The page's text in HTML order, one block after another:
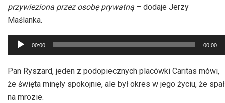
przywieziona przez osobę prywatną – dodaje Jerzy
Maślanka.
Odtwarzacz
plików
dźwiękowych
00:00 00:00
Pan Ryszard, jeden z podopiecznych placówki Caritas mówi,
że święta minęły spokojnie, ale był okres w jego życiu, że spał
na mrozie.